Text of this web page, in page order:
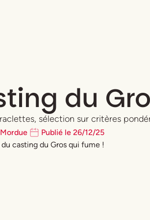
du
sélection sur critères
Mordue Publié le 26/12/25